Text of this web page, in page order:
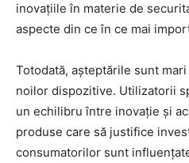
inovațiile în materie de
aspecte din ce în ce mai
Totodată, așteptările sunt
noilor dispozitive. Utilizatorii
un echilibru între inovație și
produse care să justifice
consumatorilor sunt